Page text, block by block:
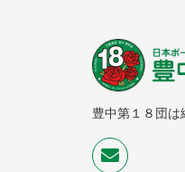
豊中第１８団は